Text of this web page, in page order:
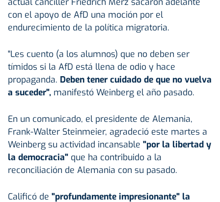
con el apoyo de AfD una moción por el
endurecimiento de la política migratoria.
"Les cuento (a los alumnos) que no deben ser
tímidos si la AfD está llena de odio y hace
propaganda. Deben tener cuidado de que no vuelva
a suceder", manifestó Weinberg el año pasado.
En un comunicado, el presidente de Alemania,
Frank-Walter Steinmeier, agradeció este martes a
Weinberg su actividad incansable "por la libertad y
la democracia" que ha contribuido a la
reconciliación de Alemania con su pasado.
Calificó de "profundamente impresionante" la